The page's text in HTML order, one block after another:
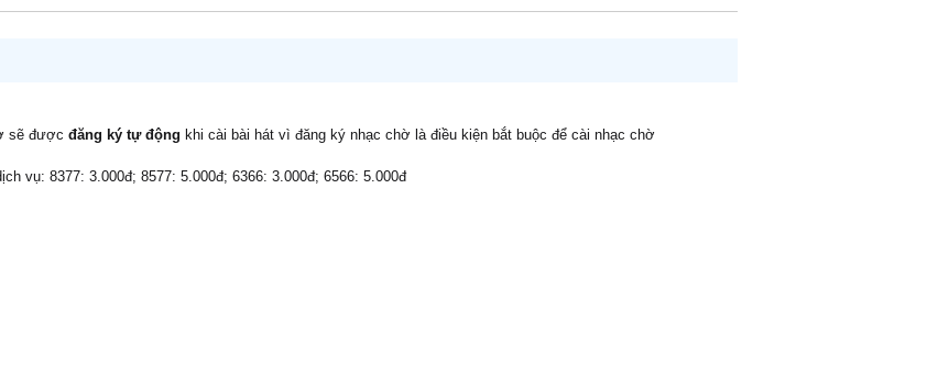
sẽ được đăng ký tự động khi cài bài hát vì đăng ký nhạc chờ là điều kiện bắt buộc để cài nhạc chờ
vụ: 8377: 3.000đ; 8577: 5.000đ; 6366: 3.000đ; 6566: 5.000đ